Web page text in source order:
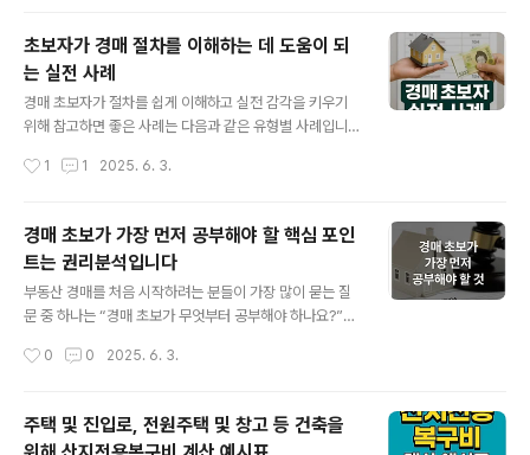
넷으로 열람하는 방법까지 자세히 알려드리겠습니다.✅ 건
축물대장이란?건축물대장은 건축법에 따라 작성·관리되는
공적 장부로, 특정 건축물의 구조, 면적, 층수, 사용 용도 등
의 정보를 담고 있습니다. 등기부등본이 '소유권 관계'를 보
여준다면, 건축물대장은 '물리적 상태'를 보여주는 문서라
의 대지 위치, 지번건축 연도 및 사용 승인일건물 구조 및
초보자가 경매 절차를 이해하는 데 도움이 되
는 실전 사례
경매 초보자가 절차를 쉽게 이해하고 실전 감각을 키우기
위해 참고하면 좋은 사례는 다음과 같은 유형별 사례입니
게 익히는 것이 핵심입니다. 1. 근저당권 실행에 따른 아파
권 실행 → 경매 진행학습 포인트:등기부등본에서 근저당
권 설정 시점 확인임차인의 대항력·우선변제권 판단 방법
감정가와 최저가 산정 방식낙찰 후 배당 순서와 명도소송
여부📘 실전에서는 ‘임차인’이 있는 경우 점유와 전입일자,
확정일자를 정확히 분석하는 능력이 중요합니다. 2. 전세
금을 돌려받지 못해 경매가 진행됐으나 우선변제권이 없던
1 1 2025. 6. 3.
경매 초보가 가장 먼저 공부해야 할 핵심 포인
트는 권리분석입니다
부동산 경매를 처음 시작하려는 분들이 가장 많이 묻는 질
문 중 하나는 “경매 초보가 무엇부터 공부해야 하나요?”라
렴하게 부동산을 낙찰받을 수 있는 기회로 생각하지만, 실
참여할 경우 낙찰 후 명도 분쟁, 추가 세금, 대항력 있는 임
0 0 2025. 6. 3.
주택 및 진입로, 전원주택 및 창고 등 건축을